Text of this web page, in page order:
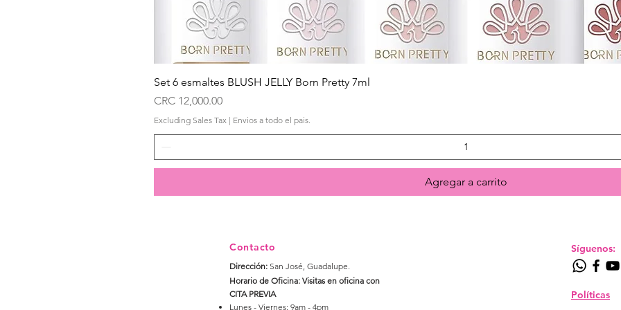
Set 6 esmaltes BLUSH JELLY Born Pretty 7ml
Price
CRC 12,000.00
Excluding Sales Tax | Envios a todo el pais.
Agregar a carrito
Contacto
Dirección: San José, Guadalupe.​
Horario de Oficina: Visitas en oficina con
CITA PREVIA
Lunes - Viernes: 9am - 4pm
Síguenos:
Políticas